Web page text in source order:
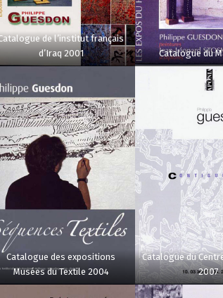
de l’institut français
d’Iraq 2001
Catalogue du
Catalogue des expositions
Musées du Textile 2004
Catalogue du
2007